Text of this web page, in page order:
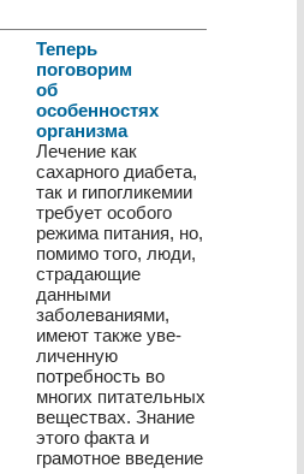
Теперь
поговорим
об
особенностях
организма
Лечение как
сахарного диабета,
так и гипогликемии
требует особого
режима питания, но,
помимо того, люди,
страдающие
данными
заболеваниями,
имеют также уве­
личенную
потребность во
многих питательных
веще­ствах. Знание
этого факта и
грамотное введение